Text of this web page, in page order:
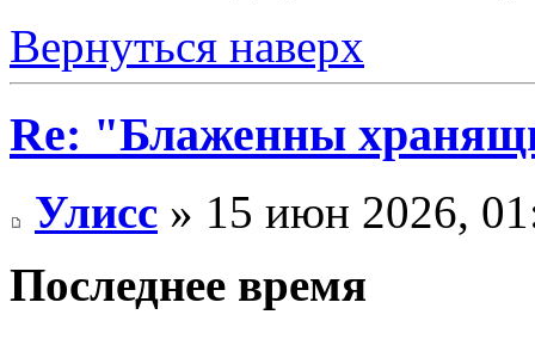
Вернуться наверх
Re: "Блаженны
Улисс » 15 июн 2026,
Последнее время